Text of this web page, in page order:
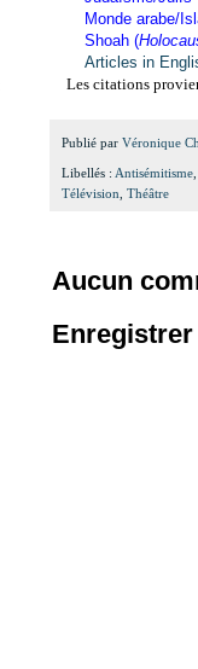
Monde arabe/
Shoah (
Articles in
Les citations
Publié par Véronique
Libellés : Antisémitisme
Télévision Théâtre
Aucun